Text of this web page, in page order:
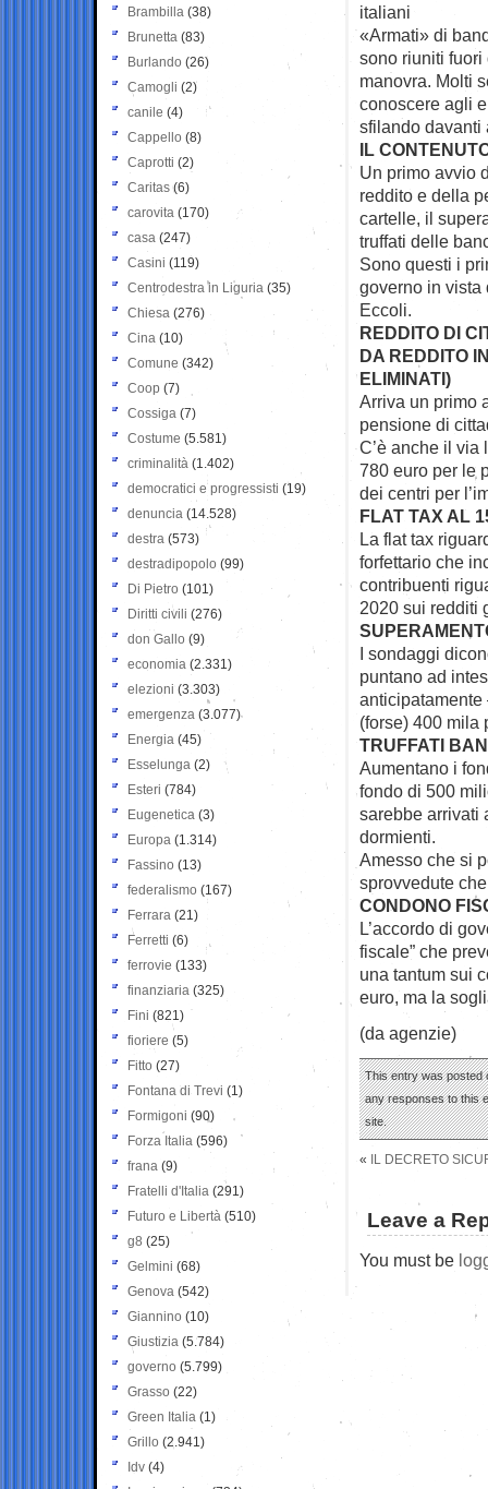
italiani
«Armati» di
sono riuniti fuori
manovra. Molti
conoscere agli
sfilando davanti
IL
Un primo avvio
reddito e della
cartelle, il
truffati delle
Sono questi i
governo in vista
Eccoli.
REDDITO DI
DA REDDITO
ELIMINATI)
Arriva un primo
pensione di
C’è anche il
780 euro per le
dei centri per
FLAT TAX AL
La flat tax
forfettario che
contribuenti
2020 sui redditi
I sondaggi
puntano ad
(forse) 400 mila
TRUFFATI
Aumentano i
fondo di 500
sarebbe arrivati
dormienti.
Amesso che si
sprovvedute
CONDONO
L’accordo di
fiscale” che
una tantum sui
euro, ma la
(da agenzie)
This entry was posted
any responses to this
site.
« IL DECRETO
Leave a
You must be
Brambilla (38)
Brunetta (83)
Burlando (26)
Camogli (2)
canile (4)
Cappello (8)
Caprotti (2)
Caritas (6)
carovita (170)
casa (247)
Casini (119)
Centrodestra in Liguria (35)
Chiesa (276)
Cina (10)
Comune (342)
Coop (7)
Cossiga (7)
Costume (5.581)
criminalità (1.402)
democratici e progressisti (19)
denuncia (14.528)
destra (573)
destradipopolo (99)
Di Pietro (101)
Diritti civili (276)
don Gallo (9)
economia (2.331)
elezioni (3.303)
emergenza (3.077)
Energia (45)
Esselunga (2)
Esteri (784)
Eugenetica (3)
Europa (1.314)
Fassino (13)
federalismo (167)
Ferrara (21)
Ferretti (6)
ferrovie (133)
finanziaria (325)
Fini (821)
fioriere (5)
Fitto (27)
Fontana di Trevi (1)
Formigoni (90)
Forza Italia (596)
frana (9)
Fratelli d'Italia (291)
Futuro e Libertà (510)
g8 (25)
Gelmini (68)
Genova (542)
Giannino (10)
Giustizia (5.784)
governo (5.799)
Grasso (22)
Green Italia (1)
Grillo (2.941)
Idv (4)